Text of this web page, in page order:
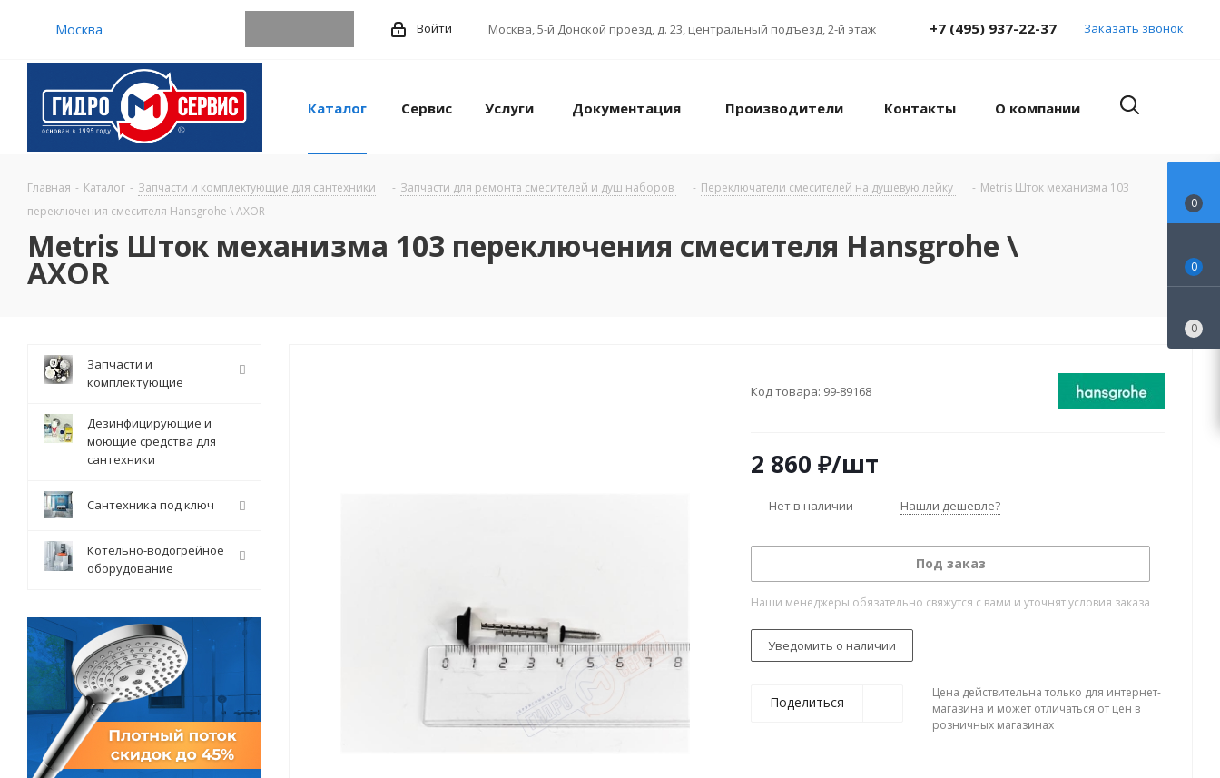
Москва Войти Москва,5-й Донской проезд, д. 23, центральный подъезд, 2-й этаж +7 (495) 937-22-37 Заказать звонок
Каталог Сервис Услуги Документация Производители Контакты О компании
Главная - Каталог - Запчасти и комплектующие для сантехники - Запчасти для ремонта смесителей и душ наборов - Переключатели смесителей на душевую лейку - Metris Шток механизма 103
переключения смесителя Hansgrohe \ AXOR
Metris Шток механизма 103 переключения смесителя Hansgrohe \
AXOR
Код товара: 99-89168
2 860 ₽/шт
Нет в наличии Нашли дешевле?
Под заказ
Наши менеджеры обязательно свяжутся с вами и уточнят условия заказа
Уведомить о наличии
Поделиться
Цена действительна только для интернет-
магазина и может отличаться от цен в
розничных магазинах
Запчасти и
комплектующие
Дезинфицирующие и
моющие средства для
сантехники
Сантехника под ключ
Котельно-водогрейное
оборудование
0
0
0